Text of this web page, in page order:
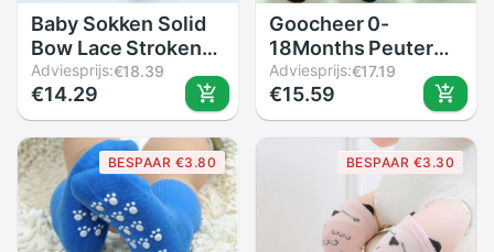
Baby Sokken Solid
Bow Lace Stroken
Kant Baby Meisjes
Mooie Jongen
Meisje Unisex Baby
Korte Warm
Enkelsokken V
Stroken trim Kant
Korte
Adviesprijs:€18.39
€14.29
Goocheer 0-
18Months Peuter
Baby Meisje Jongen
Kerst Mode Winter
Anti-Slip Sokken
Slipper Schoenen
Laarzen Eerste
Wandelaars
Adviesprijs:€17.19
€15.59
BESPAAR €3.80 BESPAAR €3.30